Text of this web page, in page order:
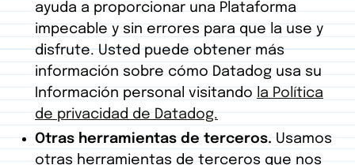
ayuda a proporcionar una Plataforma
impecable y sin errores para que la use y
disfrute. Usted puede obtener más
información sobre cómo Datadog usa su
Información personal visitando
la Política
de privacidad de Datadog.
Otras herramientas de terceros. Usamos
otras herramientas de terceros que nos